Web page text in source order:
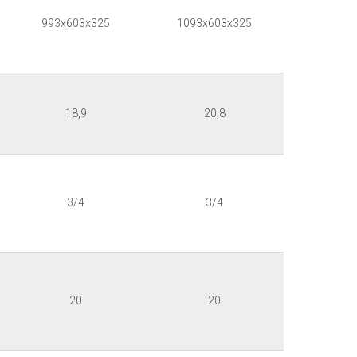
993x603x325 1093x603x325
18,9 20,8
3/4 3/4
20 20